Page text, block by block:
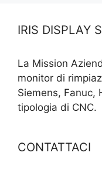
IRIS DISPLAY
La Mission
monitor di
Siemens, Fanuc,
tipologia di CNC.
CONTATTACI